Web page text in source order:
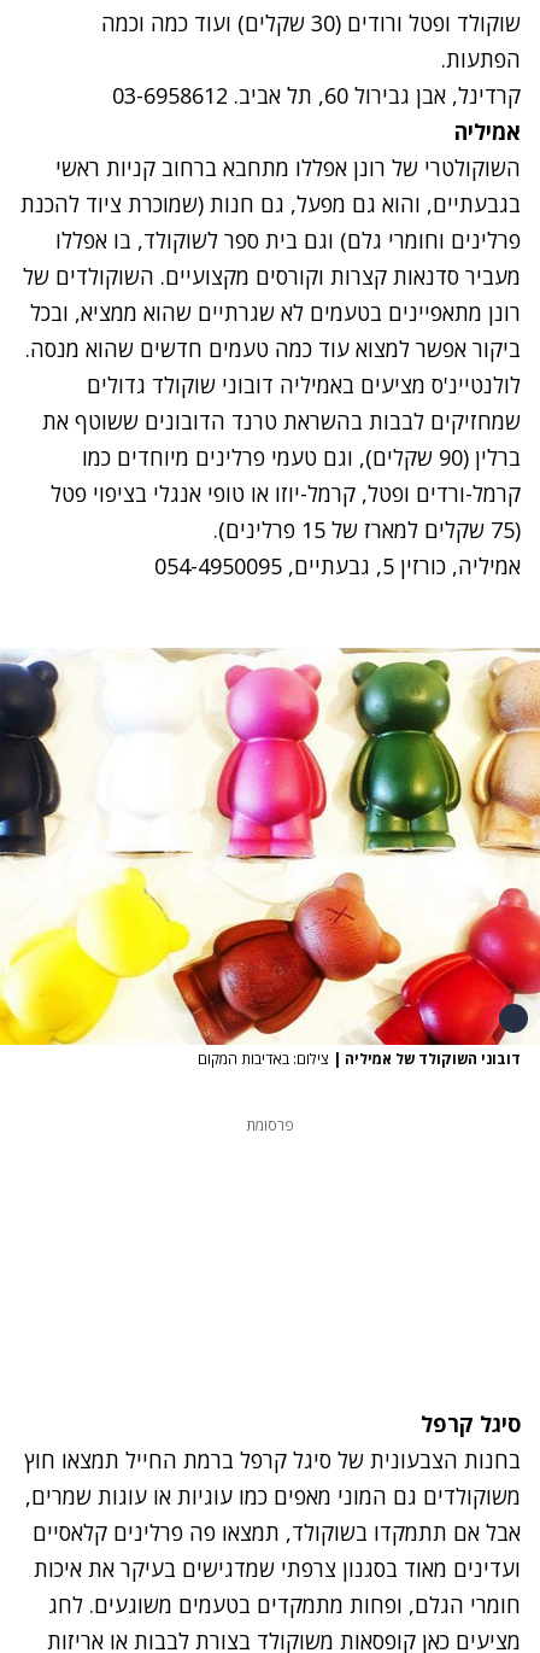
שוקולד ופטל ורודים (30 שקלים) ועוד כמה וכמה
הפתעות.
קרדינל, אבן גבירול 60, תל אביב. 03-6958612
אמיליה
השוקולטרי של רונן אפללו מתחבא ברחוב קניות ראשי
בגבעתיים, והוא גם מפעל, גם חנות (שמוכרת ציוד להכנת
פרלינים וחומרי גלם) וגם בית ספר לשוקולד, בו אפללו
מעביר סדנאות קצרות וקורסים מקצועיים. השוקולדים של
רונן מתאפיינים בטעמים לא שגרתיים שהוא ממציא, ובכל
ביקור אפשר למצוא עוד כמה טעמים חדשים שהוא מנסה.
לולנטיינ'ס מציעים באמיליה דובוני שוקולד גדולים
שמחזיקים לבבות בהשראת טרנד הדובונים ששוטף את
ברלין (90 שקלים), וגם טעמי פרלינים מיוחדים כמו
קרמל-ורדים ופטל, קרמל-יוזו או טופי אנגלי בציפוי פטל
(75 שקלים למארז של 15 פרלינים).
אמיליה, כורזין 5, גבעתיים, 054-4950095
דובוני השוקולד של אמיליה | צילום: באדיבות המקום
פרסומת
סיגל קרפל
בחנות הצבעונית של סיגל קרפל ברמת החייל תמצאו חוץ
משוקולדים גם המוני מאפים כמו עוגיות או עוגות שמרים,
אבל אם תתמקדו בשוקולד, תמצאו פה פרלינים קלאסיים
ועדינים מאוד בסגנון צרפתי שמדגישים בעיקר את איכות
חומרי הגלם, ופחות מתמקדים בטעמים משוגעים. לחג
מציעים כאן קופסאות משוקולד בצורת לבבות או אריזות